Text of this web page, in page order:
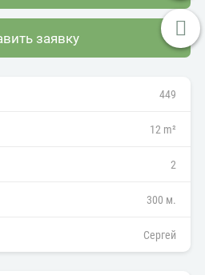
заявку
449
12 m²
2
300 м.
Сергей